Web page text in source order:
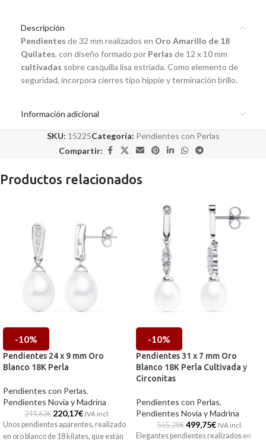
Descripción
Pendientes de 32 mm realizados en Oro Amarillo de 18
Quilates, con diseño formado por Perlas de 12 x 10 mm
cultivadas sobre casquilla lisa estriada. Como elemento de
seguridad, incorpora cierres tipo hippie y terminación brillo.
Información adicional
SKU: 15225Categoría: Pendientes con Perlas
Compartir:
Productos relacionados
-10%
Pendientes 24 x 9 mm Oro
Blanco 18K Perla
Pendientes con Perlas,
Pendientes Novia y Madrina
244,63€ 220,17€ IVA incl.
Unos pendientes aparentes, realizado
en oro blanco de 18 kilates, que están
-10%
Pendientes 31 x 7 mm Oro
Blanco 18K Perla Cultivada y
Circonitas
Pendientes con Perlas,
Pendientes Novia y Madrina
555,28€ 499,75€ IVA incl.
Elegantes pendientes realizados en